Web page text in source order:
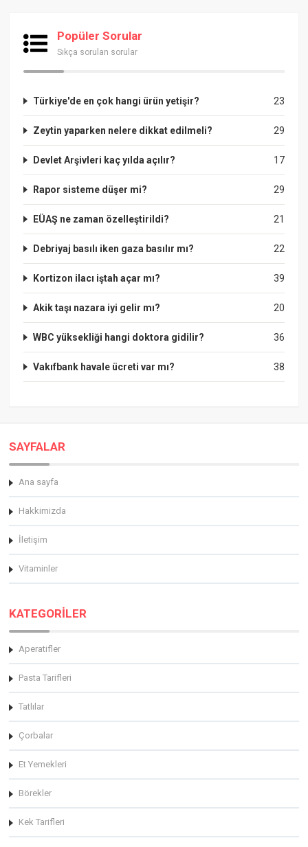
Popüler Sorular
Sıkça sorulan sorular
23
Türkiye'de en çok hangi ürün yetişir?
29
Zeytin yaparken nelere dikkat edilmeli?
17
Devlet Arşivleri kaç yılda açılır?
29
Rapor sisteme düşer mi?
21
EÜAŞ ne zaman özelleştirildi?
22
Debriyaj basılı iken gaza basılır mı?
39
Kortizon ilacı iştah açar mı?
20
Akik taşı nazara iyi gelir mı?
36
WBC yüksekliği hangi doktora gidilir?
38
Vakıfbank havale ücreti var mı?
SAYFALAR
Ana sayfa
Hakkimizda
İletişim
Vitaminler
KATEGORİLER
Aperatifler
Pasta Tarifleri
Tatlılar
Çorbalar
Et Yemekleri
Börekler
Kek Tarifleri